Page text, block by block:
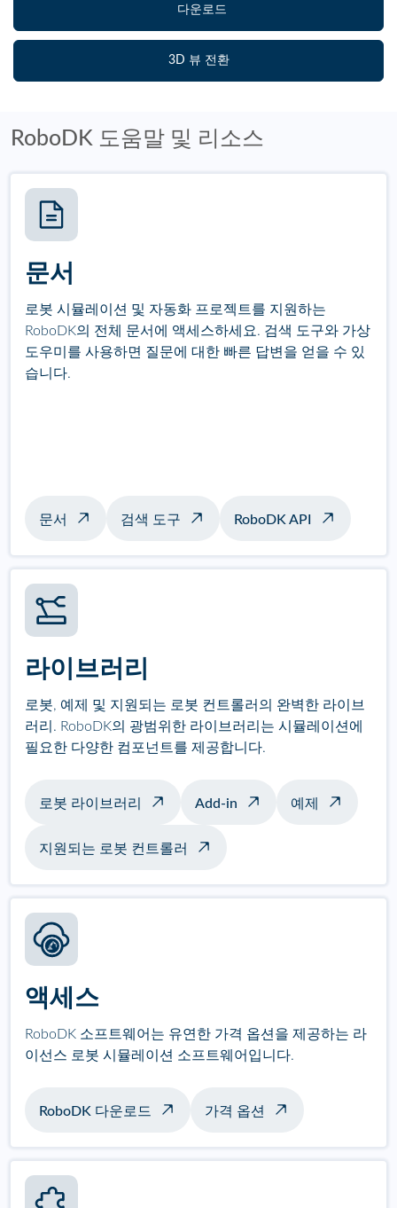
다운로드
3D 뷰 전환
RoboDK 도움말 및 리소스
문서
로봇 시뮬레이션 및 자동화 프로젝트를 지원하는
RoboDK의 전체 문서에 액세스하세요. 검색 도구와 가상
도우미를 사용하면 질문에 대한 빠른 답변을 얻을 수 있
습니다.
문서 검색 도구 RoboDK API
라이브러리
로봇, 예제 및 지원되는 로봇 컨트롤러의 완벽한 라이브
러리. RoboDK의 광범위한 라이브러리는 시뮬레이션에
필요한 다양한 컴포넌트를 제공합니다.
로봇 라이브러리 Add-in 예제
지원되는 로봇 컨트롤러
액세스
RoboDK 소프트웨어는 유연한 가격 옵션을 제공하는 라
이선스 로봇 시뮬레이션 소프트웨어입니다.
RoboDK 다운로드 가격 옵션